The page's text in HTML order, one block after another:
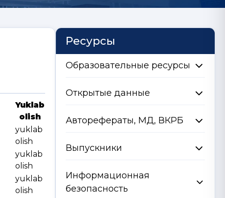
Yuklab
olish
yuklab
olish
yuklab
olish
yuklab
olish
Ресурсы
Образовательные ресурсы
Открытые данные
Авторефераты, МД, ВКРБ
Выпускники
Информационная
безопасность